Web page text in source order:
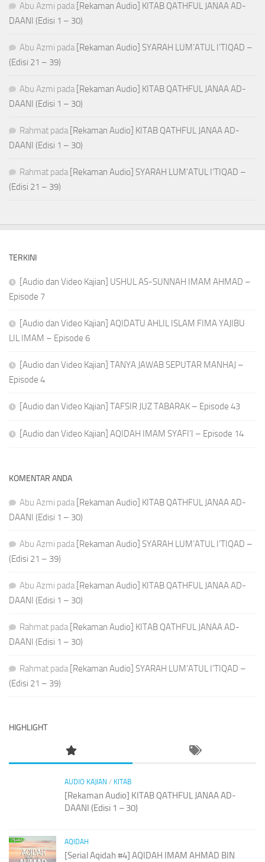
Abu Azmi pada [Rekaman Audio] KITAB QATHFUL JANAA AD-
DAANI (Edisi 1 – 30)
Abu Azmi pada [Rekaman Audio] SYARAH LUM’ATUL I’TIQAD –
(Edisi 21 – 39)
Abu Azmi pada [Rekaman Audio] KITAB QATHFUL JANAA AD-
DAANI (Edisi 1 – 30)
Rahmat pada [Rekaman Audio] KITAB QATHFUL JANAA AD-
DAANI (Edisi 1 – 30)
Rahmat pada [Rekaman Audio] SYARAH LUM’ATUL I’TIQAD –
(Edisi 21 – 39)
TERKINI
[Audio dan Video Kajian] USHUL AS-SUNNAH IMAM AHMAD –
Episode 7
[Audio dan Video Kajian] AQIDATU AHLIL ISLAM FIMA YAJIBU
LIL IMAM – Episode 6
[Audio dan Video Kajian] TANYA JAWAB SEPUTAR MANHAJ –
Episode 4
[Audio dan Video Kajian] TAFSIR JUZ TABARAK – Episode 43
[Audio dan Video Kajian] AQIDAH IMAM SYAFI’I – Episode 14
KOMENTAR ANDA
Abu Azmi pada [Rekaman Audio] KITAB QATHFUL JANAA AD-
DAANI (Edisi 1 – 30)
Abu Azmi pada [Rekaman Audio] SYARAH LUM’ATUL I’TIQAD –
(Edisi 21 – 39)
Abu Azmi pada [Rekaman Audio] KITAB QATHFUL JANAA AD-
DAANI (Edisi 1 – 30)
Rahmat pada [Rekaman Audio] KITAB QATHFUL JANAA AD-
DAANI (Edisi 1 – 30)
Rahmat pada [Rekaman Audio] SYARAH LUM’ATUL I’TIQAD –
(Edisi 21 – 39)
HIGHLIGHT
AUDIO KAJIAN / KITAB
[Rekaman Audio] KITAB QATHFUL JANAA AD-
DAANI (Edisi 1 – 30)
AQIDAH
[Serial Aqidah #4] AQIDAH IMAM AHMAD BIN